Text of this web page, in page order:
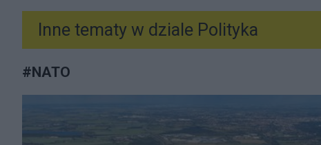
Inne tematy w dziale Polityka
#NATO